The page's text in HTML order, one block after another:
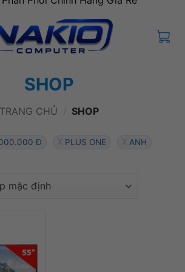
SHOP
TRANG CHỦ / SHOP
Đ PLUS ONE ANH